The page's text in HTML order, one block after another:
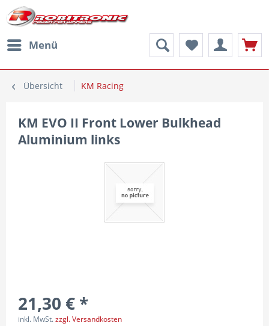
Menü
Übersicht KM Racing
KM EVO II Front Lower Bulkhead
Aluminium links
21,30 € *
inkl. MwSt.zzgl. Versandkosten